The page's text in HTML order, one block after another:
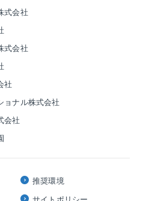
式会社
式会社
社
ョナル株式会社
会社
推奨環境